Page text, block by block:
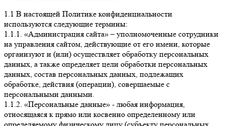
1.1 В настоящей Политике конфиденциальности
используются следующие термины:
1.1.1. «Администрация сайта» – уполномоченные сотрудники
на управления сайтом, действующие от его имени, которые
организуют и (или) осуществляет обработку персональных
данных, а также определяет цели обработки персональных
данных, состав персональных данных, подлежащих
обработке, действия (операции), совершаемые с
персональными данными.
1.1.2. «Персональные данные» - любая информация,
относящаяся к прямо или косвенно определенному или